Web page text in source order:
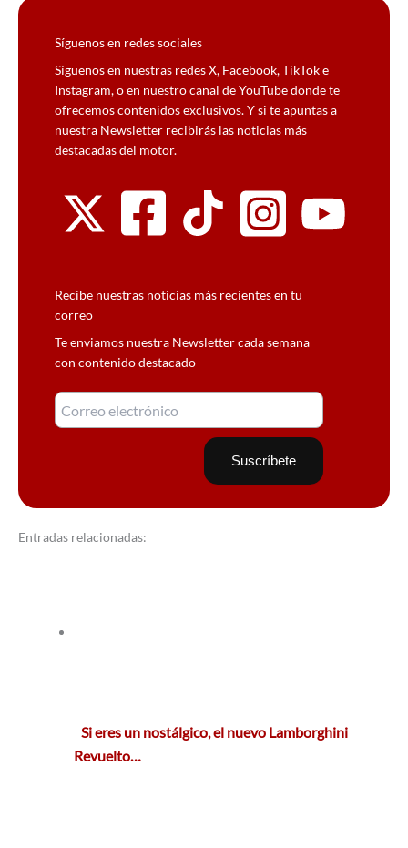
Síguenos en redes sociales
Síguenos en nuestras redes X, Facebook, TikTok e
Instagram, o en nuestro canal de YouTube donde te
ofrecemos contenidos exclusivos. Y si te apuntas a
nuestra Newsletter recibirás las noticias más
destacadas del motor.
Recibe nuestras noticias más recientes en tu
correo
Te enviamos nuestra Newsletter cada semana
con contenido destacado
Entradas relacionadas:
Si eres un nostálgico, el nuevo Lamborghini
Revuelto…